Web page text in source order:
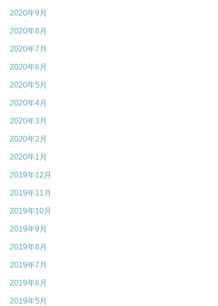
2020年9月
2020年8月
2020年7月
2020年6月
2020年5月
2020年4月
2020年3月
2020年2月
2020年1月
2019年12月
2019年11月
2019年10月
2019年9月
2019年8月
2019年7月
2019年6月
2019年5月